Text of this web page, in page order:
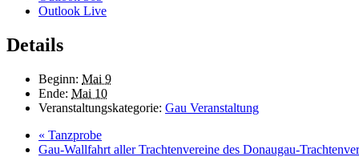
Outlook Live
Details
Beginn: Mai 9
Ende: Mai 10
Veranstaltungskategorie: Gau Veranstaltung
« Tanzprobe
Gau-Wallfahrt aller Trachtenvereine des Donaugau-